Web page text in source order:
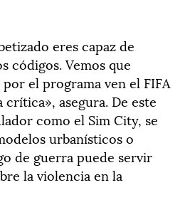
eres capaz de
códigos. Vemos que
por el programa ven el FIFA
asegura. De este
como el Sim City, se
urbanísticos o
de guerra puede servir
la violencia en la